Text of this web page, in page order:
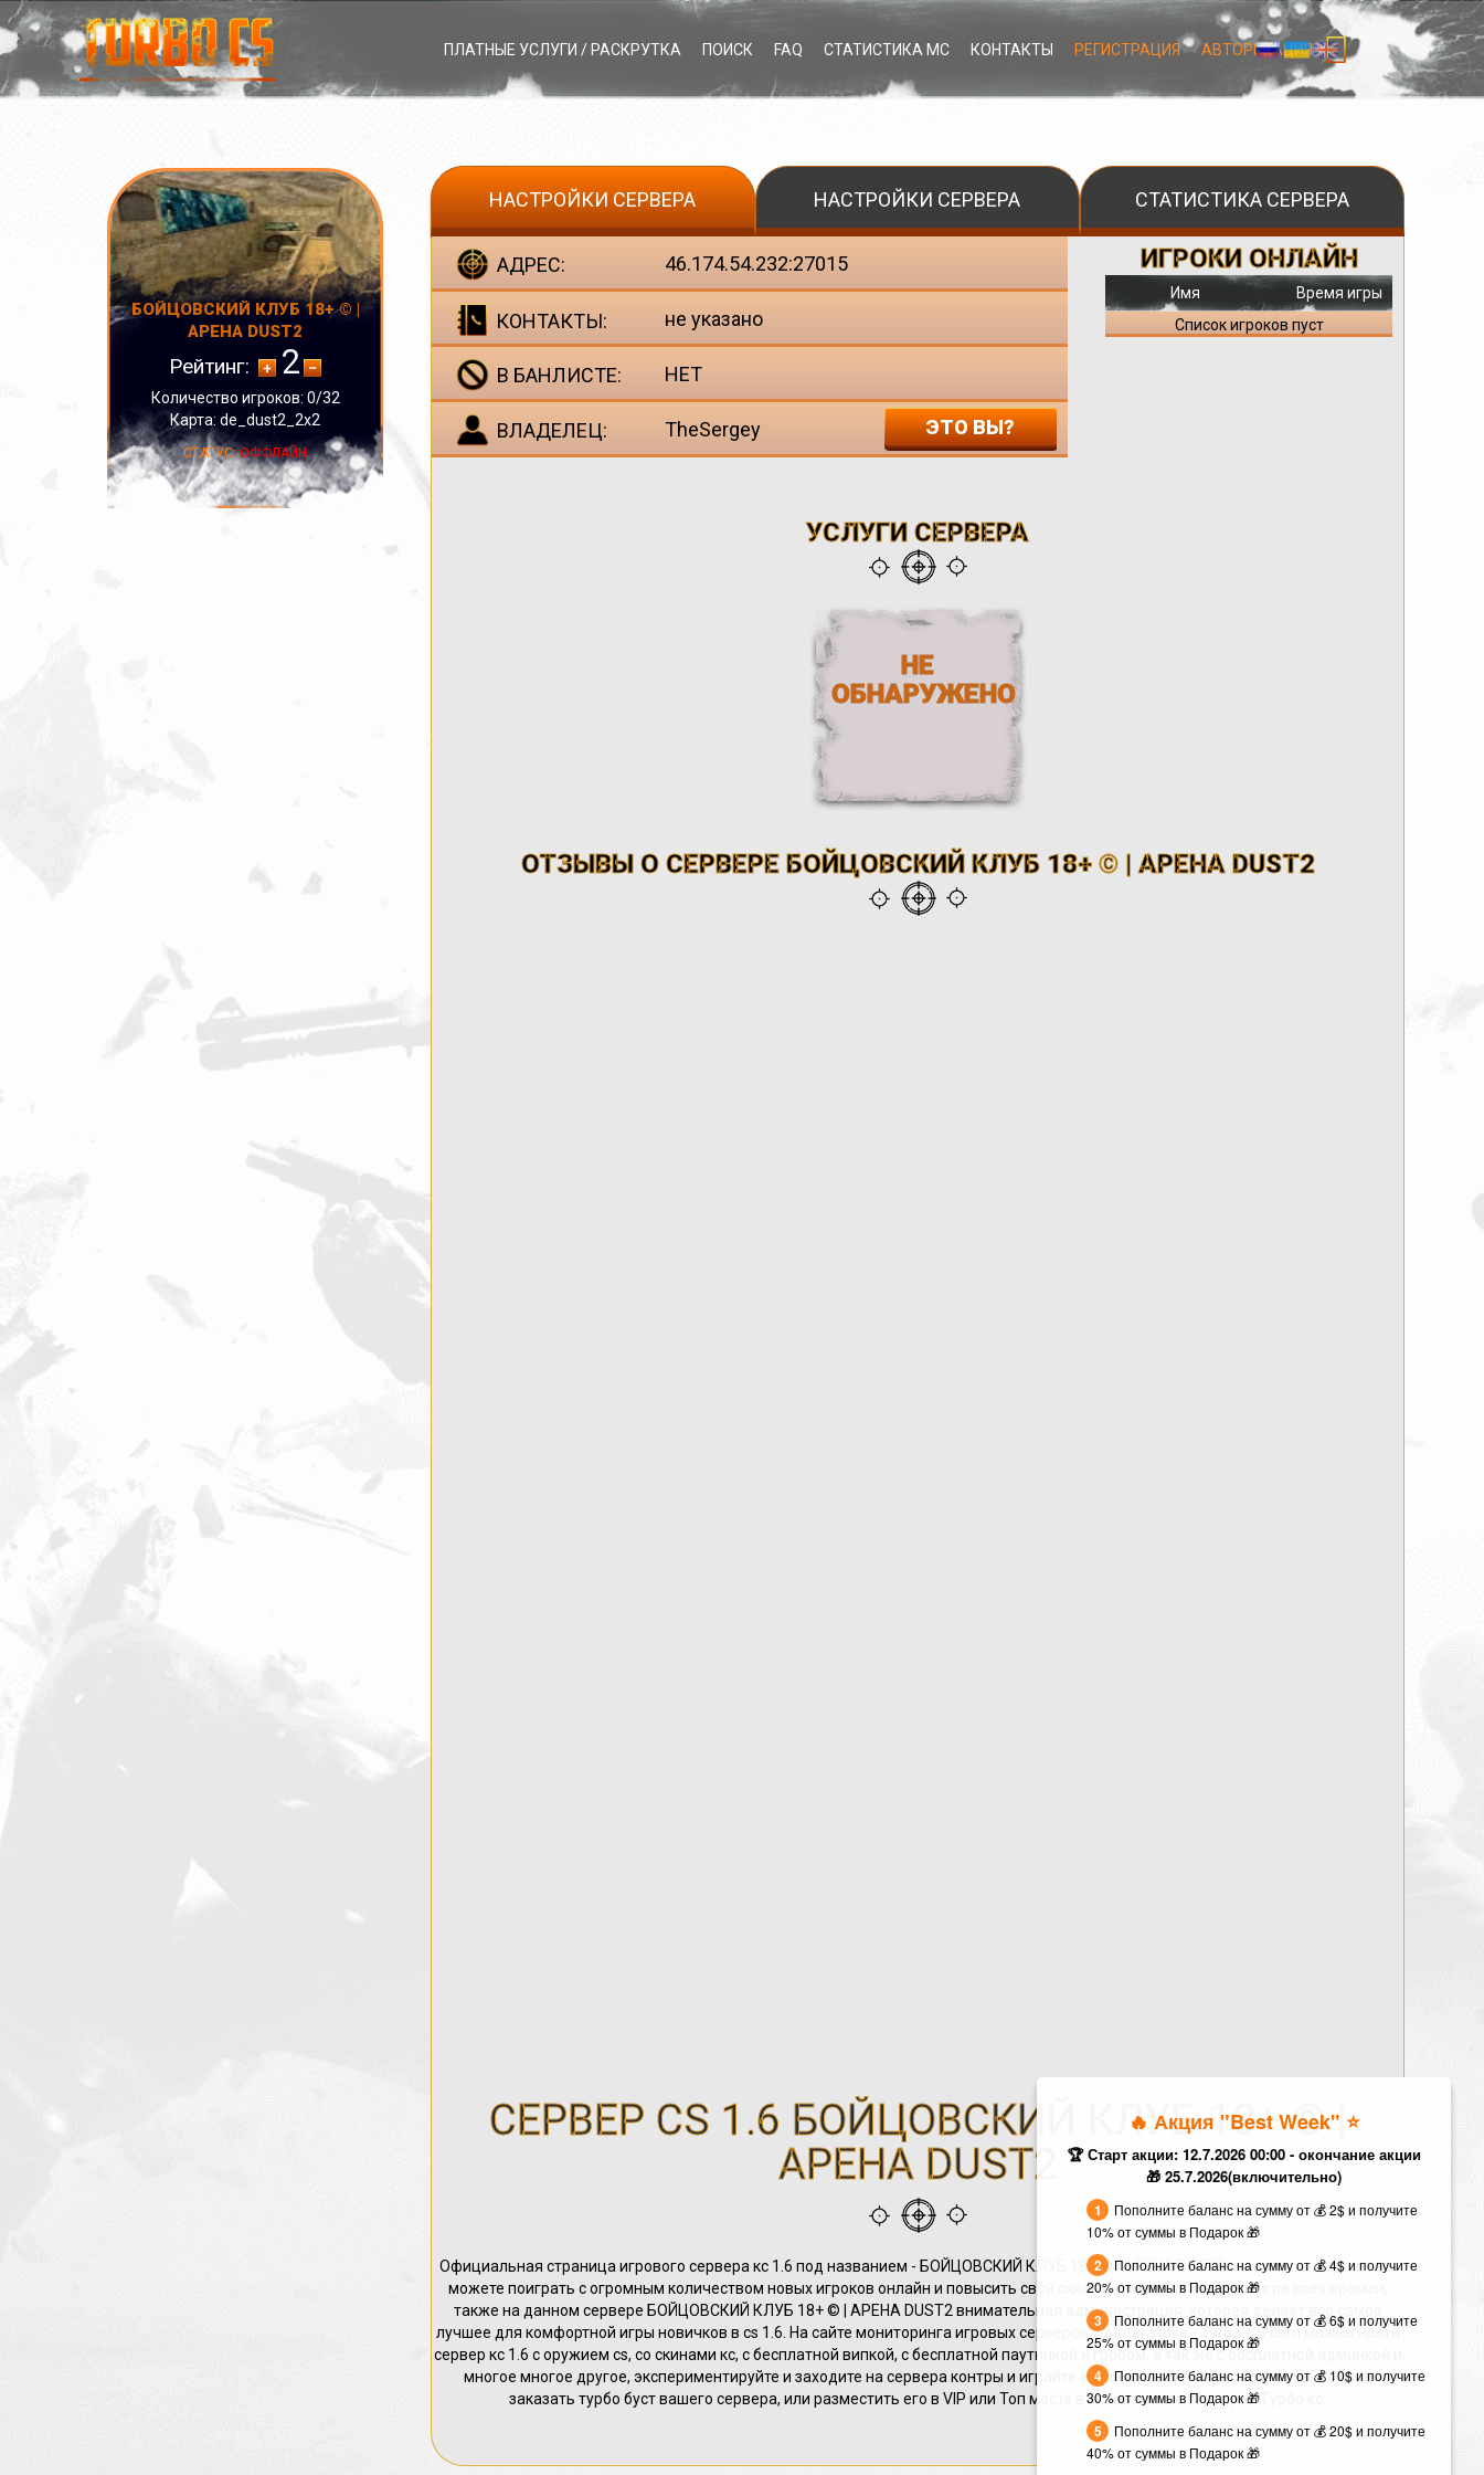
ПЛАТНЫЕ УСЛУГИ / РАСКРУТКА ПОИСК FAQ СТАТИСТИКА МС КОНТАКТЫ РЕГИСТРАЦИЯ АВТОРИЗАЦИЯ
НАСТРОЙКИ СЕРВЕРА НАСТРОЙКИ СЕРВЕРА СТАТИСТИКА СЕРВЕРА
АДРЕС: 46.174.54.232:27015
КОНТАКТЫ: не указано
В БАНЛИСТЕ: НЕТ
ВЛАДЕЛЕЦ: TheSergey ЭТО ВЫ?
ИГРОКИ ОНЛАЙН
Имя
Время игры
Список игроков пуст
УСЛУГИ СЕРВЕРА
НЕ
ОБНАРУЖЕНО
ОТЗЫВЫ О СЕРВЕРЕ БОЙЦОВСКИЙ КЛУБ 18+ © | АРЕНА DUST2
СЕРВЕР CS 1.6 БОЙЦОВСКИЙ КЛУБ 18+ © |
АРЕНА DUST2
Официальная страница игрового сервера кс 1.6 под названием - БОЙЦОВСКИЙ КЛУБ 18+ © | АРЕНА DUST2, на данном сервере вы
можете поиграть с огромным количеством новых игроков онлайн и повысить свой скилл в самом популярной игре всех времен,
также на данном сервере БОЙЦОВСКИЙ КЛУБ 18+ © | АРЕНА DUST2 внимательная администрация, которая делает все самое
лучшее для комфортной игры новичков в cs 1.6. На сайте мониторинга игровых серверов counter strike - Turbo-CS.com можно найти
сервер кс 1.6 с оружием cs, со скинами кс, с бесплатной випкой, с бесплатной паутинкой и грабом, а так же с бесплатной админкой и
многое многое другое, экспериментируйте и заходите на сервера контры и играйте в своё удовольствие. Так же вы можете
заказать турбо буст вашего сервера, или разместить его в VIP или Топ месте в мониторинге серверов Турбо кс.
БОЙЦОВСКИЙ КЛУБ 18+ © |
АРЕНА DUST2
Рейтинг: 2
Количество игроков: 0/32
Карта: de_dust2_2x2
СТАТУС: ОФФЛАЙН
🔥 Акция "Best Week" ⭐️
🏆 Старт акции: 12.7.2026 00:00 - окончание акции
🎁 25.7.2026(включительно)
Пополните баланс на сумму от 💰 2$ и получите
10% от суммы в Подарок 🎁
Пополните баланс на сумму от 💰 4$ и получите
20% от суммы в Подарок 🎁
Пополните баланс на сумму от 💰 6$ и получите
25% от суммы в Подарок 🎁
Пополните баланс на сумму от 💰 10$ и получите
30% от суммы в Подарок 🎁
Пополните баланс на сумму от 💰 20$ и получите
40% от суммы в Подарок 🎁